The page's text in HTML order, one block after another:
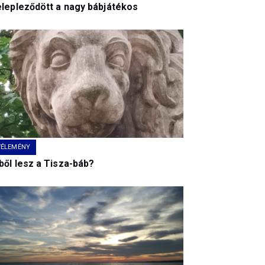
a nagy bábjátékos
lesz a Tisza-báb?